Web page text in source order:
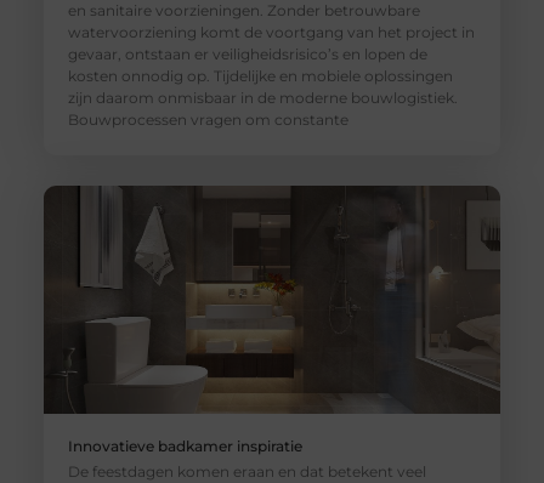
en sanitaire voorzieningen. Zonder betrouwbare
watervoorziening komt de voortgang van het project in
gevaar, ontstaan er veiligheidsrisico’s en lopen de
kosten onnodig op. Tijdelijke en mobiele oplossingen
zijn daarom onmisbaar in de moderne bouwlogistiek.
Bouwprocessen vragen om constante
Innovatieve badkamer inspiratie
De feestdagen komen eraan en dat betekent veel